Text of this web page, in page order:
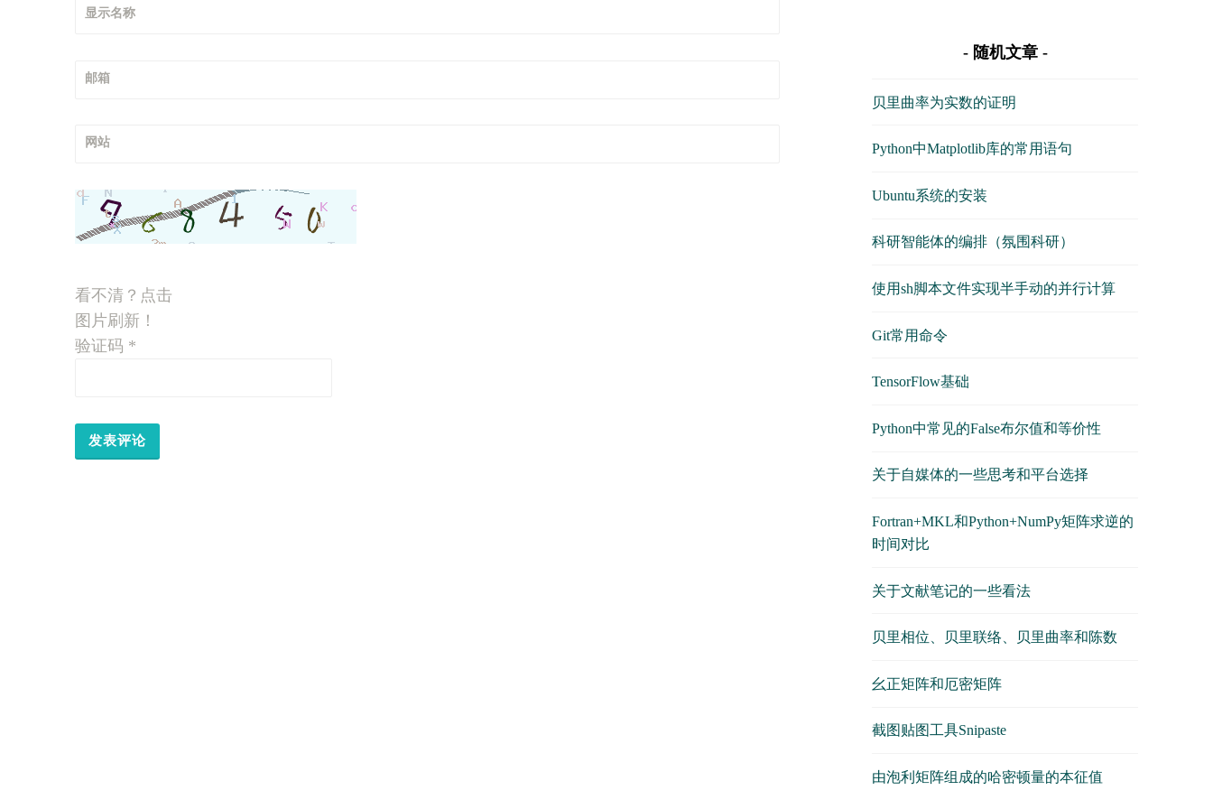
显示名称
邮箱
网站
看不清？点击
图片刷新！
验证码 *
随机文章
贝里曲率为实数的证明
Python中Matplotlib库的常用语句
Ubuntu系统的安装
科研智能体的编排（氛围科研）
使用sh脚本文件实现半手动的并行计算
Git常用命令
TensorFlow基础
Python中常见的False布尔值和等价性
关于自媒体的一些思考和平台选择
Fortran+MKL和Python+NumPy矩阵求逆的
时间对比
关于文献笔记的一些看法
贝里相位、贝里联络、贝里曲率和陈数
幺正矩阵和厄密矩阵
截图贴图工具Snipaste
由泡利矩阵组成的哈密顿量的本征值